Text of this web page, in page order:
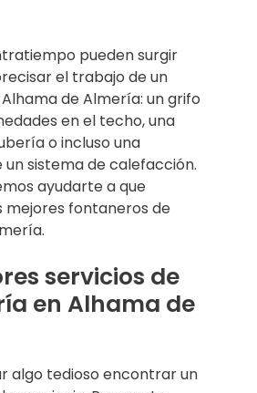
pueden surgir
el trabajo de un
de Almería: un grifo
en el techo, una
o incluso una
un sistema de calefacción.
ayudarte a que
mejores fontaneros de
servicios de
en Alhama de
algo tedioso encontrar un